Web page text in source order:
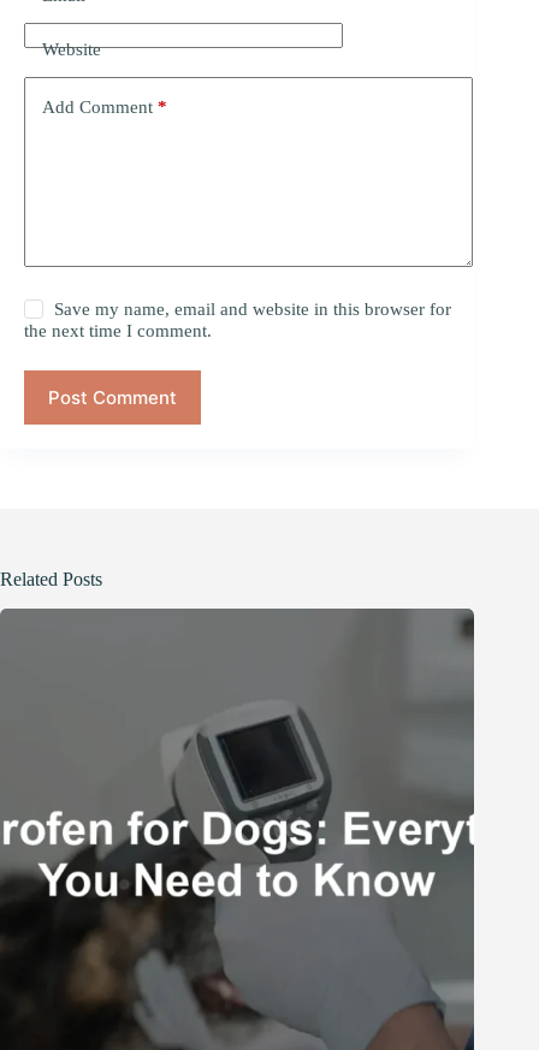
Website
Add Comment *
Save my name, email and website in this browser for
the next time I comment.
Post Comment
Related Posts